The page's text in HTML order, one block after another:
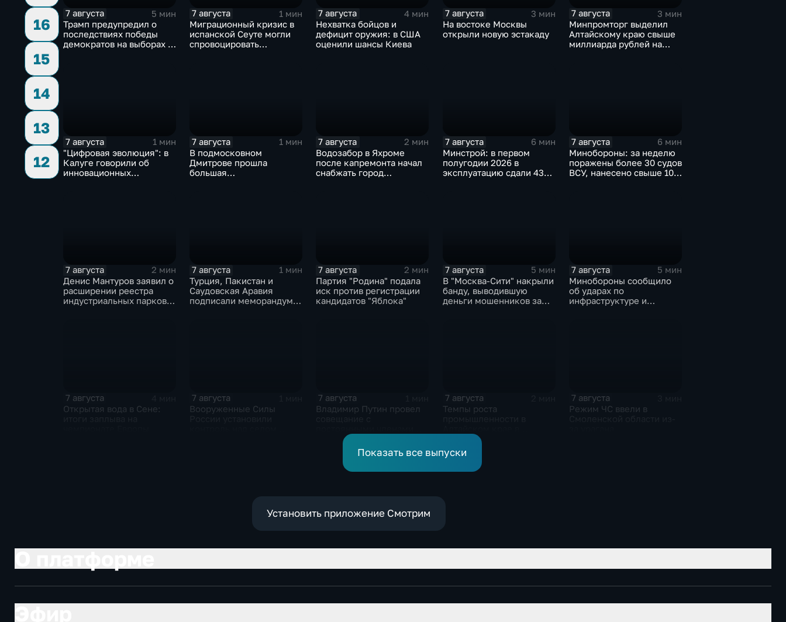
16
15
14
13
12
7 августа
5 мин
Трамп предупредил о
последствиях победы
демократов на выборах в
7 августа
1 мин
Миграционный кризис в
испанской Сеуте могли
спровоцировать
7 августа
4 мин
Нехватка бойцов и
дефицит оружия: в США
оценили шансы Киева
7 августа
3 мин
На востоке Москвы
открыли новую эстакаду
7 августа
3 мин
Минпромторг выделил
Алтайскому краю свыше
миллиарда рублей на
7 августа
1 мин
"Цифровая эволюция": в
Калуге говорили об
инновационных
7 августа
1 мин
В подмосковном
Дмитрове прошла
большая
7 августа
2 мин
Водозабор в Яхроме
после капремонта начал
снабжать город
7 августа
6 мин
Минстрой: в первом
полугодии 2026 в
эксплуатацию сдали 43
7 августа
6 мин
Минобороны: за неделю
поражены более 30 судов
ВСУ, нанесено свыше 10
7 августа
2 мин
Денис Мантуров заявил о
расширении реестра
индустриальных парков в
7 августа
1 мин
Турция, Пакистан и
Саудовская Аравия
подписали меморандум о
7 августа
2 мин
Партия "Родина" подала
иск против регистрации
кандидатов "Яблока"
7 августа
5 мин
В "Москва‑Сити" накрыли
банду, выводившую
деньги мошенников за
7 августа
5 мин
Минобороны сообщило
об ударах по
инфраструктуре и
7 августа
Открытая вода в Сене:
7 августа
Вооруженные Силы
7 августа
Владимир Путин провел
Совета безопасности
7 августа
Темпы роста
нынешнем году уже выше
среднего
7 августа
Режим ЧС ввели в
Показать все выпуски
Установить приложение Смотрим